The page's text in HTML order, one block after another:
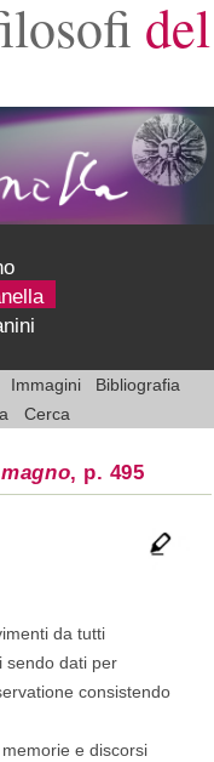
del
Immagini
Bibliografia
Cerca
, p. 495
da tutti
sendo dati per
consistendo
e discorsi